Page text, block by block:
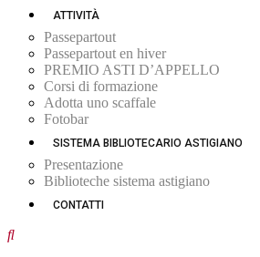
ATTIVITÀ
Passepartout
Passepartout en hiver
PREMIO ASTI D’APPELLO
Corsi di formazione
Adotta uno scaffale
Fotobar
SISTEMA BIBLIOTECARIO ASTIGIANO
Presentazione
Biblioteche sistema astigiano
CONTATTI